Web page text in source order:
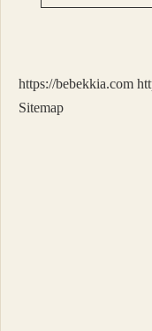
https://bebekkia.com
Sitemap